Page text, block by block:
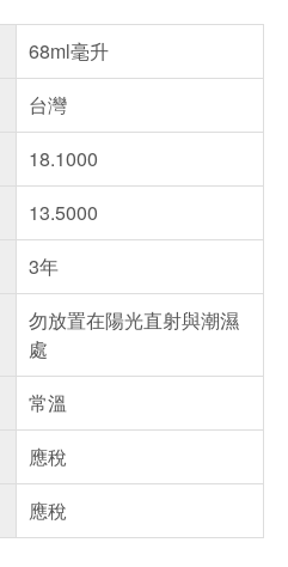
68ml毫升
台灣
18.1000
13.5000
3年
勿放置在陽光直射與潮濕
處
常溫
應稅
應稅